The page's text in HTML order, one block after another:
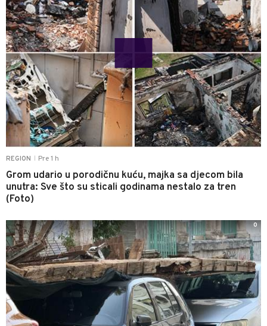
REGION Pre 1 h
Grom udario u porodičnu kuću, majka sa djecom bila
unutra: Sve što su sticali godinama nestalo za tren
(Foto)
0